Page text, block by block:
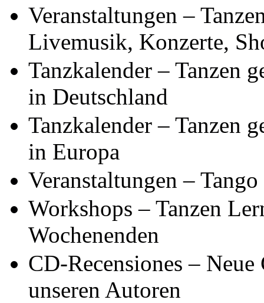
Veranstaltungen –
Livemusik, Konzerte,
Tanzkalender – Tanzen
in Deutschland
Tanzkalender – Tanzen
in Europa
Veranstaltungen –
Workshops – Tanzen
Wochenenden
CD-Recensiones –
unseren Autoren